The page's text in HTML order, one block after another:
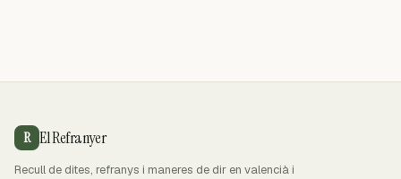
R El Refranyer
Recull de dites, refranys i maneres de dir en valencià i